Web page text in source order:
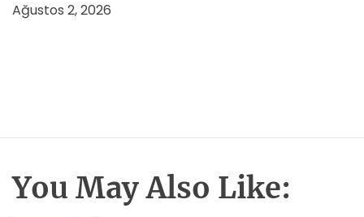
Ağustos 2, 2026
You May Also Like: